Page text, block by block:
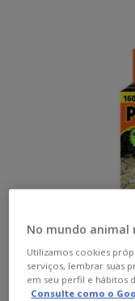
No mundo animal
Utilizamos cookies
serviços, lembrar suas
em seu perfil e hábitos
Consulte como o